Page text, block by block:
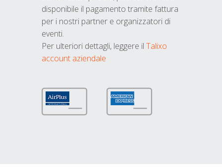
disponibile il pagamento tramite fattura
per i nostri partner e organizzatori di
eventi.
Per ulteriori dettagli, leggere il Talixo
account aziendale